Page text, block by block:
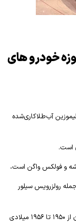
خودرو های
آب‌طلاکاری‌شده
است.
و فولکس واگن است،
رولزرویس سیلور
مدل افسانه‌ای فانتوم ۴ ضدگلوله که زمان تولید آن از ۱۹۵۰ تا ۱۹۵۶ میلادی